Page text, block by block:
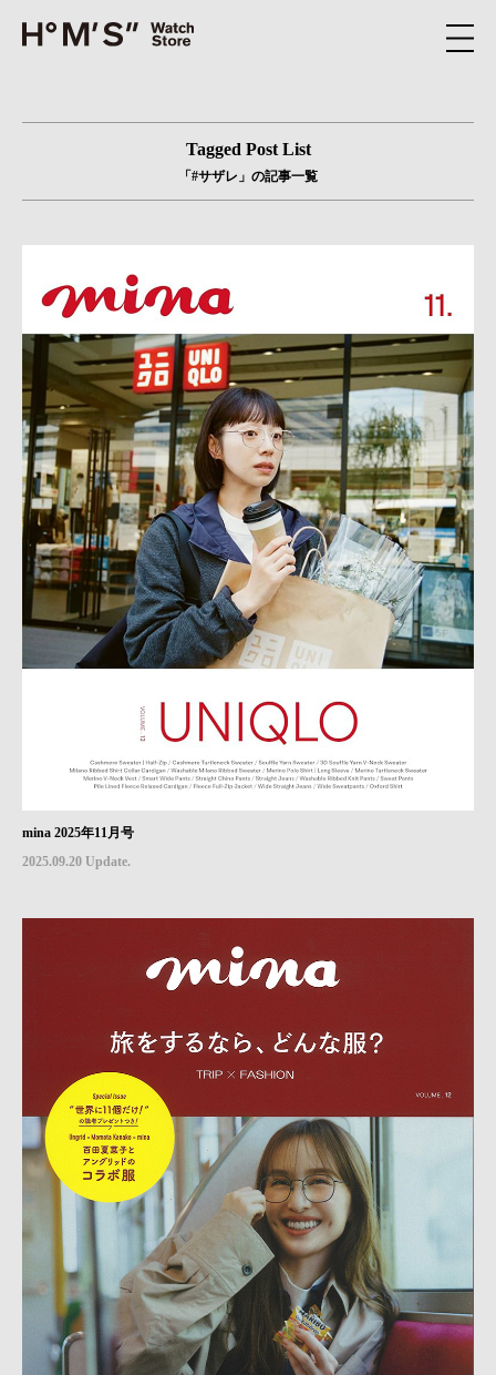
Tagged Post List
「#サザレ」の記事一覧
mina 2025年11月号
2025.09.20 Update.